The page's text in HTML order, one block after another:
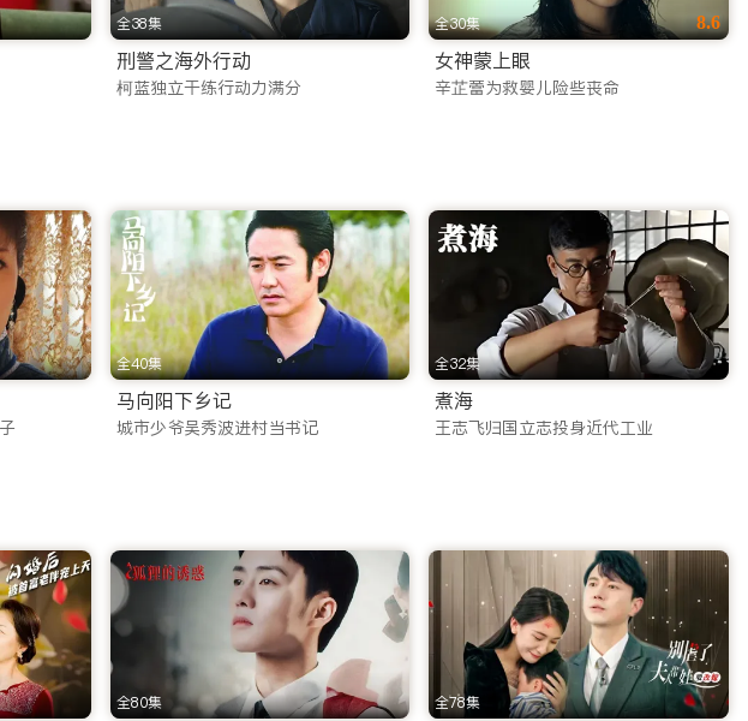
。这不仅仅是一款普通的线上看剧app，更是您口袋里的移动娱乐中心。
也能畅享海外华人影视app带来的精彩内容。
众，我们精心构建了多元化的内容矩阵，涵盖了搜索热度极高的各类题材：
到唯美虐心的仙侠绝恋，满足您对东方美学的所有幻想。
感世界，引发海外华人的强烈共鸣。
。
，还是口碑爆棚的文艺片和动作片，您都能在这里找到。我们提供高清画质，确保每
全38集
刑警之海外行动
柯蓝独立干练行动力满分
全30集 8.6
女神蒙上眼
辛芷蕾为救婴儿险些丧命
全40集
马向阳下乡记
城市少爷吴秀波进村当书记
全32集
煮海
王志飞归国立志投身近代工业
全80集 全78集